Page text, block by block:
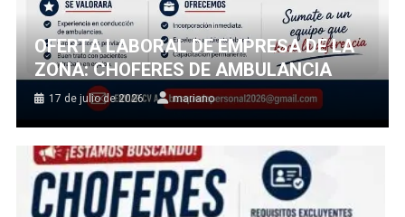
OFERTA LABORAL DE EMPRESA DE LA
ZONA: CHOFERES DE AMBULANCIA
17 de julio de 2026 mariano